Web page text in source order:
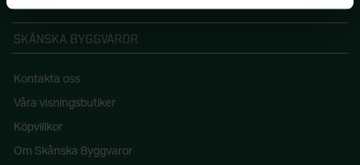
SKÅNSKA BYGGVAROR
Kontakta oss
Våra visningsbutiker
Köpvillkor
Om Skånska Byggvaror